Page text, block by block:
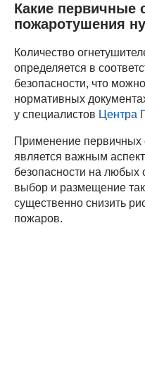
Какие первичные
пожаротушения
Количество
определяется в
безопасности, что
нормативных
у специалистов Центра
Применение первичных
является важным
безопасности на любых
выбор и размещение
существенно снизить
пожаров.